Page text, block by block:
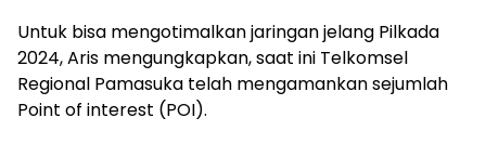
Untuk bisa mengotimalkan jaringan jelang Pilkada
2024, Aris mengungkapkan, saat ini Telkomsel
Regional Pamasuka telah mengamankan sejumlah
Point of interest (POI).